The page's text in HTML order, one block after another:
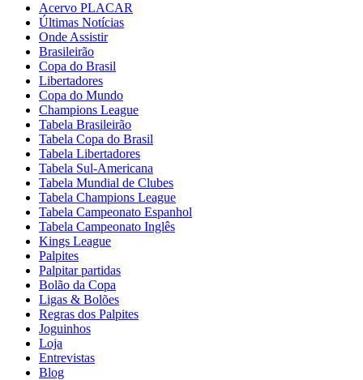
Acervo PLACAR
Últimas Notícias
Onde Assistir
Brasileirão
Copa do Brasil
Libertadores
Copa do Mundo
Champions League
Tabela Brasileirão
Tabela Copa do Brasil
Tabela Libertadores
Tabela Sul-Americana
Tabela Mundial de Clubes
Tabela Champions League
Tabela Campeonato Espanhol
Tabela Campeonato Inglês
Kings League
Palpites
Palpitar partidas
Bolão da Copa
Ligas & Bolões
Regras dos Palpites
Joguinhos
Loja
Entrevistas
Blog